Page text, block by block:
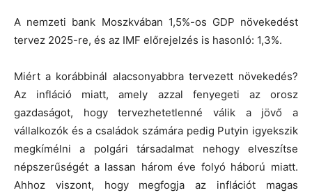
A nemzeti bank Moszkvában 1,5%-os GDP növekedést
tervez 2025-re, és az IMF előrejelzés is hasonló: 1,3%.
Miért a korábbinál alacsonyabbra tervezett növekedés?
Az infláció miatt, amely azzal fenyegeti az orosz
gazdaságot, hogy tervezhetetlenné válik a jövő a
vállalkozók és a családok számára pedig Putyin igyekszik
megkímélni a polgári társadalmat nehogy elveszítse
népszerűségét a lassan három éve folyó háború miatt.
Ahhoz viszont, hogy megfogja az inflációt magas